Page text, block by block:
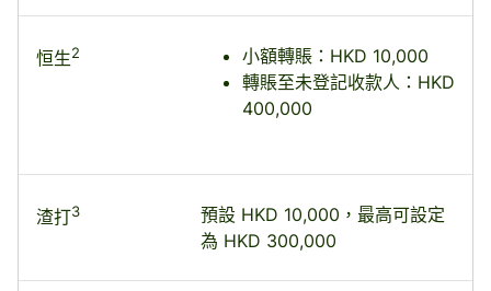
恒生2
小額轉賬：HKD 10,000
轉賬至未登記收款人：HKD
400,000
渣打3
預設 HKD 10,000，最高可設定
為 HKD 300,000